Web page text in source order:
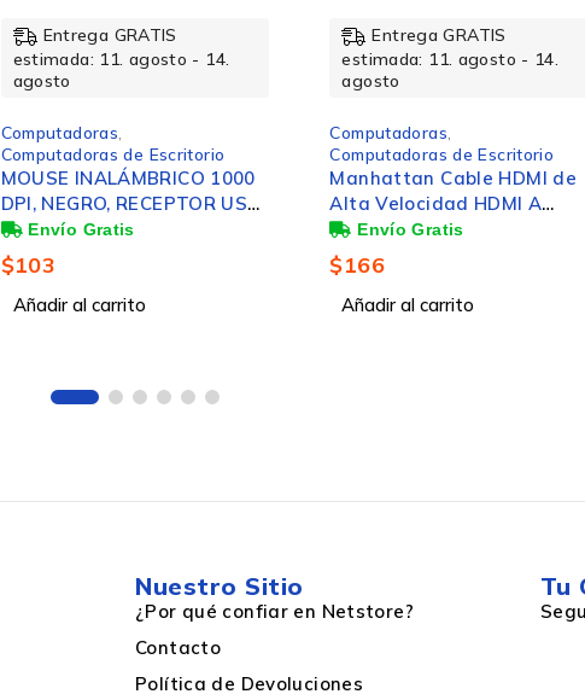
Entrega GRATIS
estimada: 11. agosto - 14.
agosto
Computadoras
Computadoras de Escritorio
Manhattan Cable HDMI de
Alta Velocidad HDMI A
Macho - HDMI A Macho, 2
Metros, Negro
$166
Añadir al carrito
Entrega GRATIS
estimada: 11. agosto - 14.
agosto
Computadoras
Computadoras de Escritorio
MOUSE INALAMBRICO CON
BATERIAS
$103
Añadir al carrito
Nuestro Sitio
¿Por qué confiar en Netstore?
Contacto
Política de Devoluciones
Tu